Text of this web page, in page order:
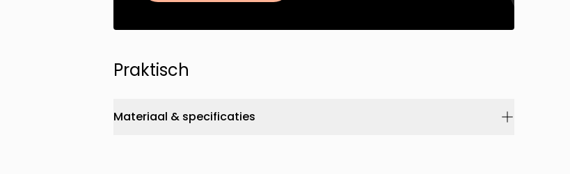
Praktisch
Materiaal & specificaties